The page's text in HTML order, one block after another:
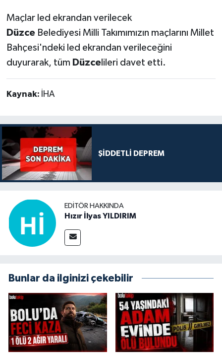
Maçlar led ekrandan verilecek
DüzceBelediyesi Milli Takımımızın maçlarını Millet
Bahçesi'ndeki led ekrandan verileceğini
duyurarak, tüm Düzcelileri davet etti.
Kaynak: İHA
ŞİDDETLİ DEPREM
EDITÖR HAKKINDA
Hızır İlyas YILDIRIM
Bunlar da ilginizi çekebilir